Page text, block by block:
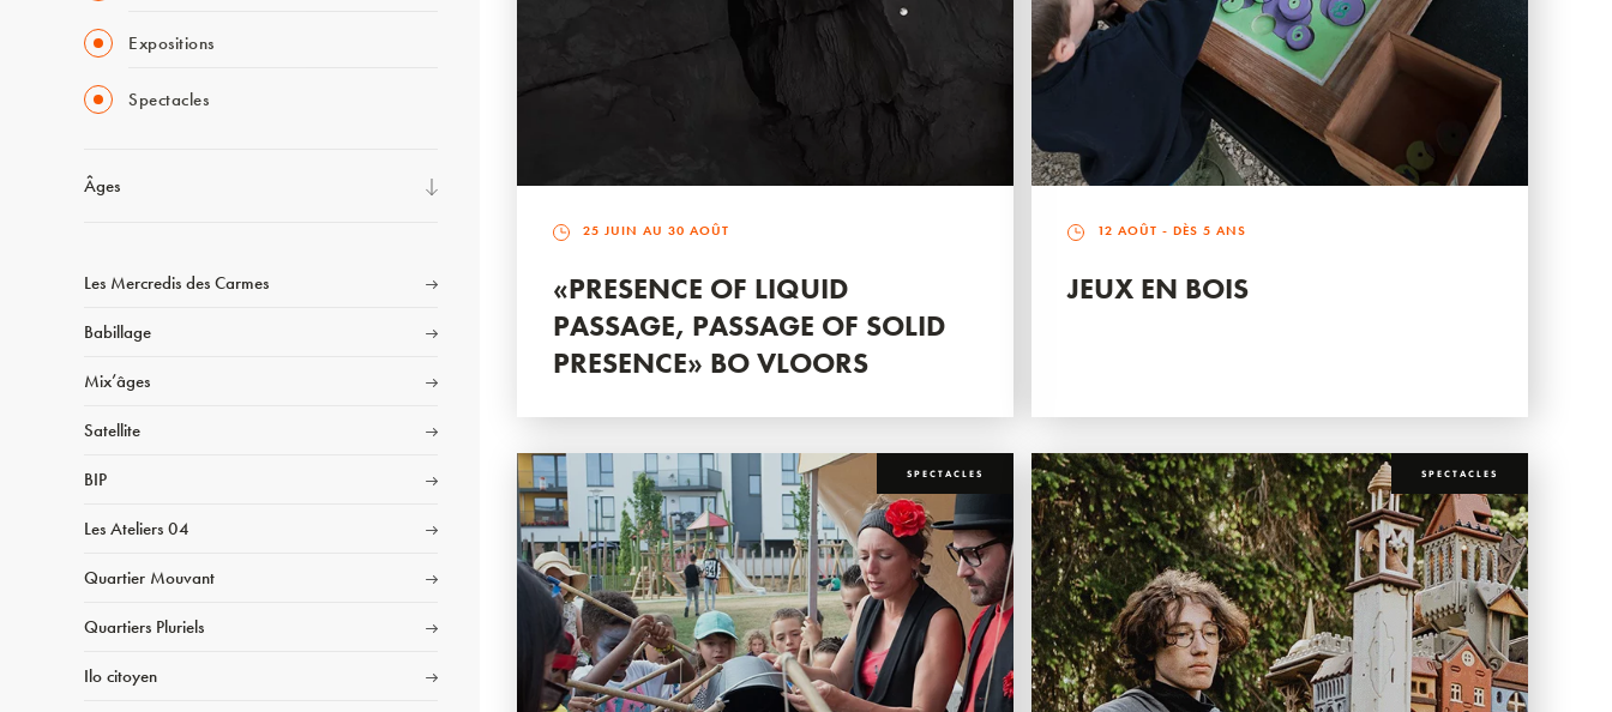
Expositions
Spectacles
Âges
Les Mercredis des Carmes
Babillage
Mix’âges
Satellite
BIP
Les Ateliers 04
Quartier Mouvant
Quartiers Pluriels
Ilo citoyen
25 JUIN AU 30 AOÛT
«PRESENCE OF LIQUID
PASSAGE, PASSAGE OF SOLID
PRESENCE» BO VLOORS
12 AOÛT - DÈS 5 ANS
JEUX EN BOIS
SPECTACLES SPECTACLES